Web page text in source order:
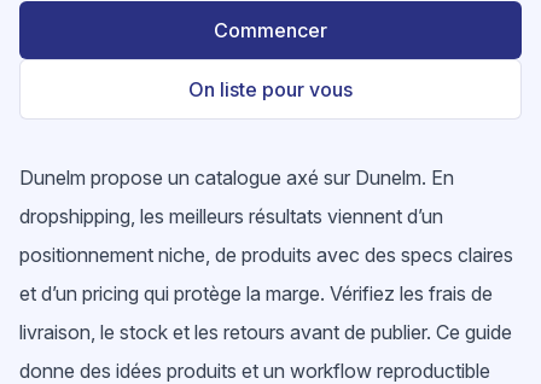
Commencer
On liste pour vous
Dunelm propose un catalogue axé sur Dunelm. En
dropshipping, les meilleurs résultats viennent d’un
positionnement niche, de produits avec des specs claires
et d’un pricing qui protège la marge. Vérifiez les frais de
livraison, le stock et les retours avant de publier. Ce guide
donne des idées produits et un workflow reproductible